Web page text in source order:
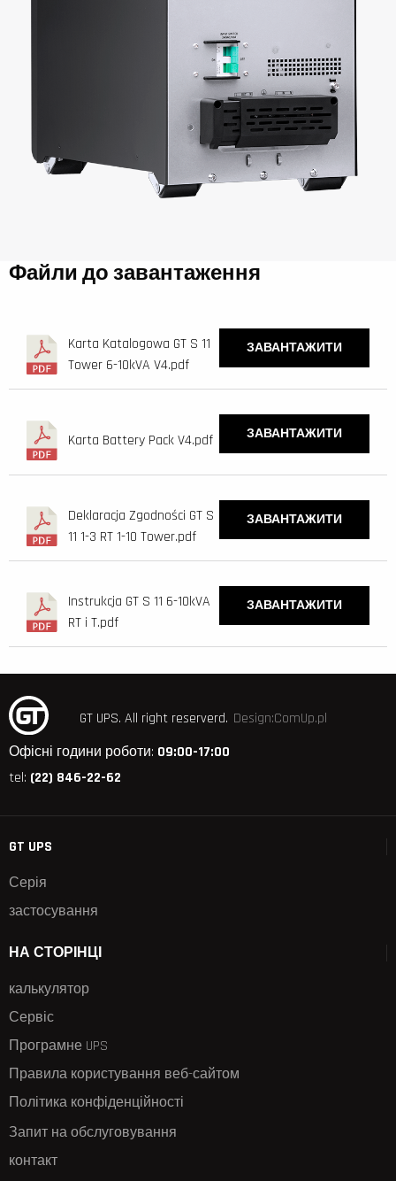
Файли до завантаження
Karta Katalogowa GT S 11
Tower 6-10kVA V4.pdf
ЗАВАНТАЖИТИ
Karta Battery Pack V4.pdf ЗАВАНТАЖИТИ
Deklaracja Zgodności GT S
11 1-3 RT 1-10 Tower.pdf
ЗАВАНТАЖИТИ
Instrukcja GT S 11 6-10kVA
RT i T.pdf
ЗАВАНТАЖИТИ
GT UPS. All right reserverd. Design:ComUp.pl
Офісні години роботи: 09:00-17:00
tel: (22) 846-22-62
GT UPS
Серія
застосування
НА СТОРІНЦІ
калькулятор
Сервіс
Програмне UPS
Правила користування веб-сайтом
Політика конфіденційності
Запит на обслуговування
контакт